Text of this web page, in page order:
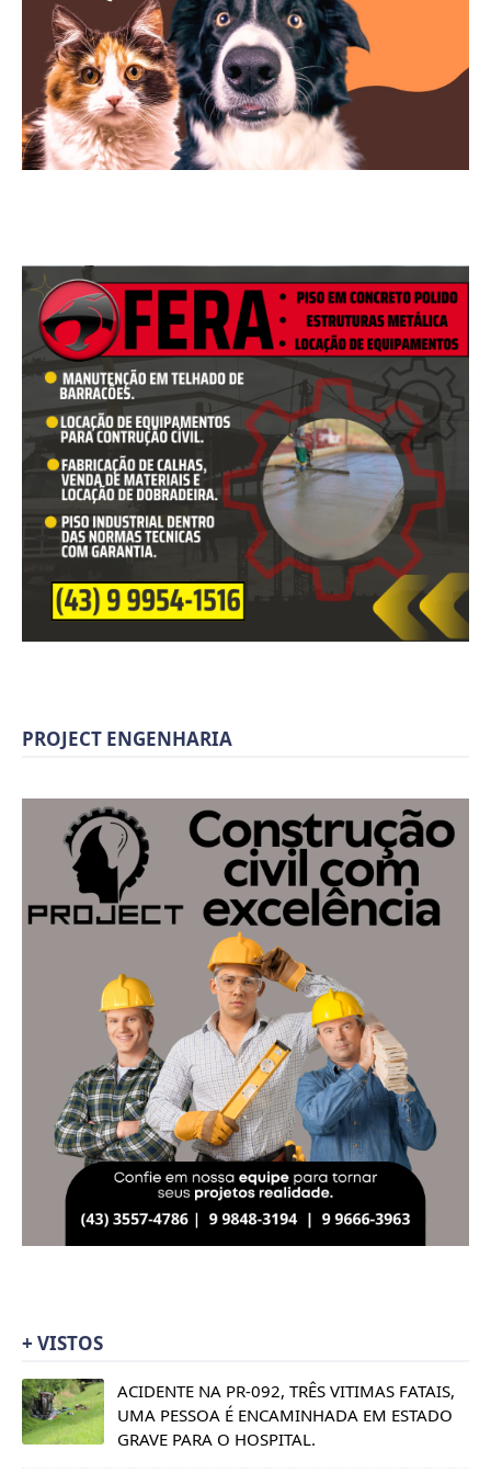
PROJECT ENGENHARIA
+ VISTOS
ACIDENTE NA PR-092, TRÊS VITIMAS FATAIS,
UMA PESSOA É ENCAMINHADA EM ESTADO
GRAVE PARA O HOSPITAL.